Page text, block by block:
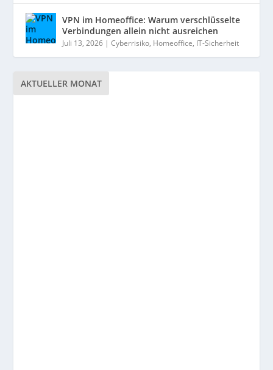
VPN im Homeoffice: Warum verschlüsselte
Verbindungen allein nicht ausreichen
Juli 13, 2026 |Cyberrisiko, Homeoffice, IT-Sicherheit
AKTUELLER MONAT